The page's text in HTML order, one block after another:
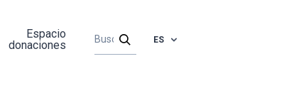
Espacio
donaciones
ES